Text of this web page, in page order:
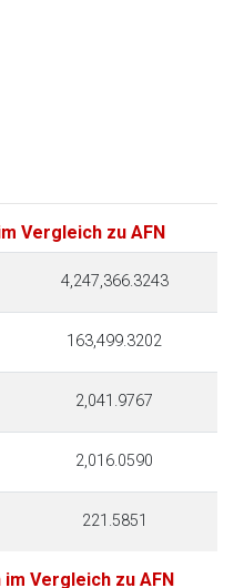
Vergleich zu AFN
4,247,366.3243
163,499.3202
2,041.9767
2,016.0590
221.5851
Vergleich zu AFN